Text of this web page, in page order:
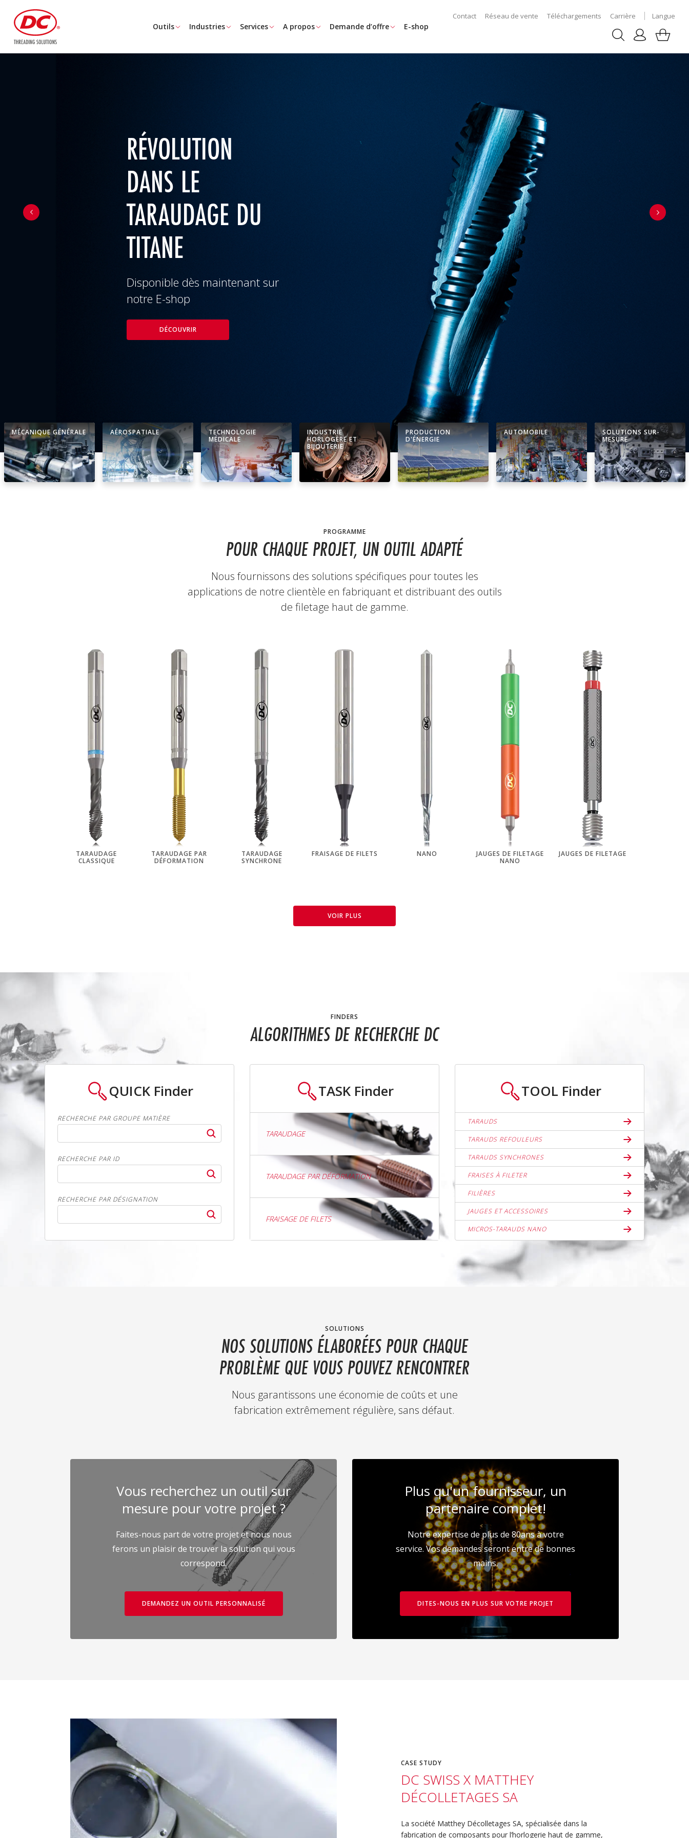
Outils Industries Services A propos Demande d’offre E-shop
Contact Réseau de vente Téléchargements Carrière Langue
NEW QTAP EG
Notre programme QTAP
accueille désormais des outils
EG M, EG UNC et EG UNF.
TÉLÉCHARGEMENTS
MÉCANIQUE GÉNÉRALE AÉROSPATIALE
TECHNOLOGIE
MÉDICALE
INDUSTRIE
HORLOGÈRE ET
BIJOUTERIE
PRODUCTION
D'ÉNERGIE
AUTOMOBILE
SOLUTIONS SUR-
MESURE
PROGRAMME
POUR CHAQUE PROJET, UN OUTIL ADAPTÉ
Nous fournissons des solutions spécifiques pour toutes les
applications de notre clientèle en fabriquant et distribuant des outils
de filetage haut de gamme.
TARAUDAGE
CLASSIQUE
TARAUDAGE PAR
DÉFORMATION
TARAUDAGE
SYNCHRONE
FRAISAGE DE FILETS NANO
JAUGES DE FILETAGE
NANO
JAUGES DE FILETAGE
VOIR PLUS
FINDERS
ALGORITHMES DE RECHERCHE DC
QUICK Finder
RECHERCHE PAR GROUPE MATIÈRE
RECHERCHE PAR ID
RECHERCHE PAR DÉSIGNATION
TASK Finder
TARAUDAGE
TARAUDAGE PAR DÉFORMATION
FRAISAGE DE FILETS
TOOL Finder
TARAUDS
TARAUDS REFOULEURS
TARAUDS SYNCHRONES
FRAISES À FILETER
FILIÈRES
JAUGES ET ACCESSOIRES
MICROS-TARAUDS NANO
SOLUTIONS
NOS SOLUTIONS ÉLABORÉES POUR CHAQUE
PROBLÈME QUE VOUS POUVEZ RENCONTRER
Nous garantissons une économie de coûts et une
fabrication extrêmement régulière, sans défaut.
Vous recherchez un outil sur
mesure pour votre projet ?
Faites-nous part de votre projet et nous nous
ferons un plaisir de trouver la solution qui vous
correspond.
DEMANDEZ UN OUTIL PERSONNALISÉ
Plus qu'un fournisseur, un
partenaire complet!
Notre expertise de plus de 80ans à votre
service. Vos demandes seront entre de bonnes
mains.
DITES-NOUS EN PLUS SUR VOTRE PROJET
CASE STUDY
DC SWISS X MATTHEY
DÉCOLLETAGES SA
La société Matthey Décolletages SA, spécialisée dans la
fabrication de composants pour l’horlogerie haut de gamme,